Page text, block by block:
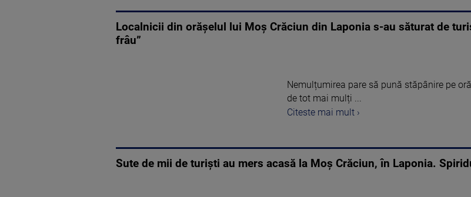
Localnicii din orășelul lui Moș Crăciun din Laponia s-au săturat de
frâu”
Nemulțumirea pare să pună stăpânire pe
de tot mai mulți ...
Citeste mai mult ›
Sute de mii de turiști au mers acasă la Moș Crăciun, în Laponia.